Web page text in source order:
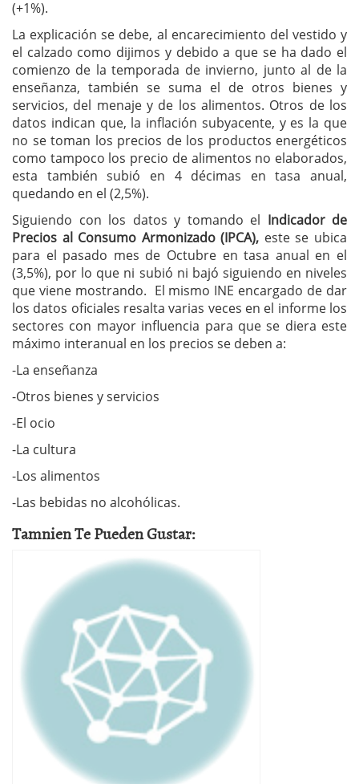
(+1%).
La explicación se debe, al encarecimiento del vestido y
el calzado como dijimos y debido a que se ha dado el
comienzo de la temporada de invierno, junto al de la
enseñanza, también se suma el de otros bienes y
servicios, del menaje y de los alimentos. Otros de los
datos indican que, la inflación subyacente, y es la que
no se toman los precios de los productos energéticos
como tampoco los precio de alimentos no elaborados,
esta también subió en 4 décimas en tasa anual,
quedando en el (2,5%).
Siguiendo con los datos y tomando el Indicador de
Precios al Consumo Armonizado (IPCA), este se ubica
para el pasado mes de Octubre en tasa anual en el
(3,5%), por lo que ni subió ni bajó siguiendo en niveles
que viene mostrando. El mismo INE encargado de dar
los datos oficiales resalta varias veces en el informe los
sectores con mayor influencia para que se diera este
máximo interanual en los precios se deben a:
-La enseñanza
-Otros bienes y servicios
-El ocio
-La cultura
-Los alimentos
-Las bebidas no alcohólicas.
Tamnien Te Pueden Gustar: